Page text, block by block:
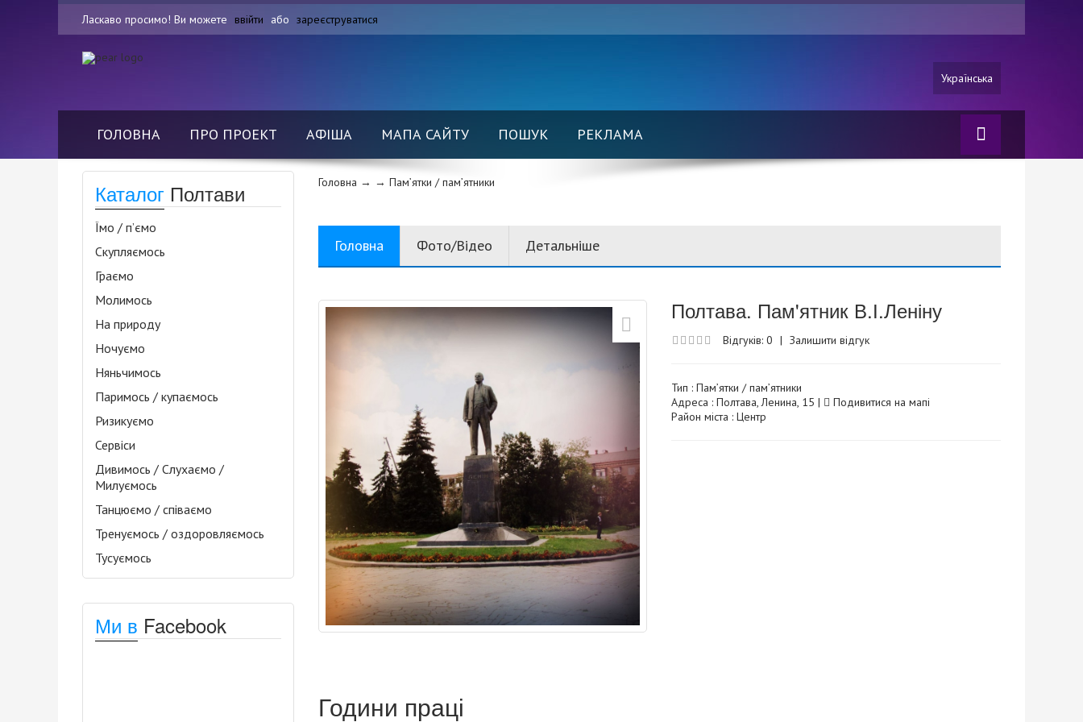
Ласкаво просимо! Ви можете ввійти або зареєструватися
Українська
ГОЛОВНА ПРО ПРОЕКТ АФІША МАПА САЙТУ ПОШУК РЕКЛАМА
Каталог Полтави
Їмо / п’ємо
Скупляємось
Граємо
Молимось
На природу
Ночуємо
Няньчимось
Паримось / купаємось
Ризикуємо
Сервіси
Дивимось / Слухаємо /
Милуємось
Танцюємо / співаємо
Тренуємось / оздоровляємось
Тусуємось
Ми в Facebook
Головна → → Пам’ятки / пам’ятники
Головна Фото/Відео Детальніше
Полтава. Пам'ятник В.І.Леніну
Відгуків: 0 | Залишити відгук
Тип :Пам’ятки / пам’ятники
Адреса : Полтава, Ленина, 15 |
Подивитися на мапі
Район міста : Центр
Години праці